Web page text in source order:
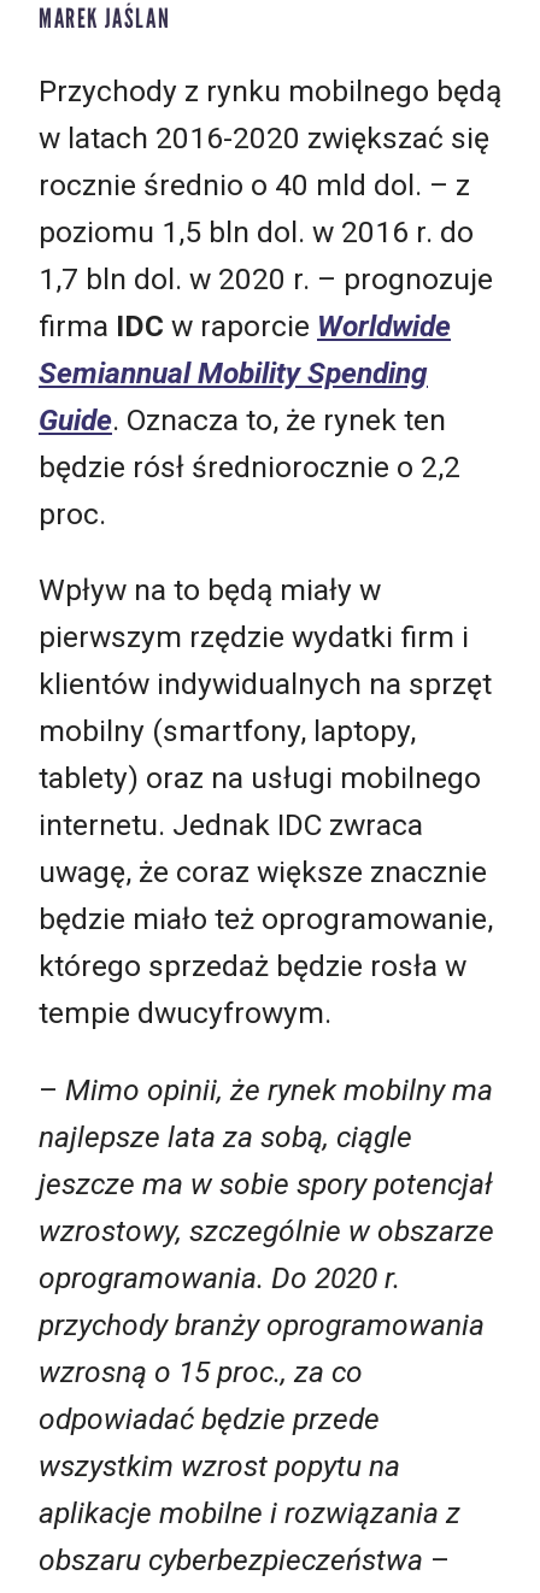
MAREK JAŚLAN
Przychody z rynku mobilnego będą
w latach 2016-2020 zwiększać się
rocznie średnio o 40 mld dol. – z
poziomu 1,5 bln dol. w 2016 r. do
1,7 bln dol. w 2020 r. – prognozuje
firma IDC w raporcie Worldwide
Semiannual Mobility Spending
Guide. Oznacza to, że rynek ten
będzie rósł średniorocznie o 2,2
proc.
Wpływ na to będą miały w
pierwszym rzędzie wydatki firm i
klientów indywidualnych na sprzęt
mobilny (smartfony, laptopy,
tablety) oraz na usługi mobilnego
internetu. Jednak IDC zwraca
uwagę, że coraz większe znacznie
będzie miało też oprogramowanie,
którego sprzedaż będzie rosła w
tempie dwucyfrowym.
– Mimo opinii, że rynek mobilny ma
najlepsze lata za sobą, ciągle
jeszcze ma w sobie spory potencjał
wzrostowy, szczególnie w obszarze
oprogramowania. Do 2020 r.
przychody branży oprogramowania
wzrosną o 15 proc., za co
odpowiadać będzie przede
wszystkim wzrost popytu na
aplikacje mobilne i rozwiązania z
obszaru cyberbezpieczeństwa –